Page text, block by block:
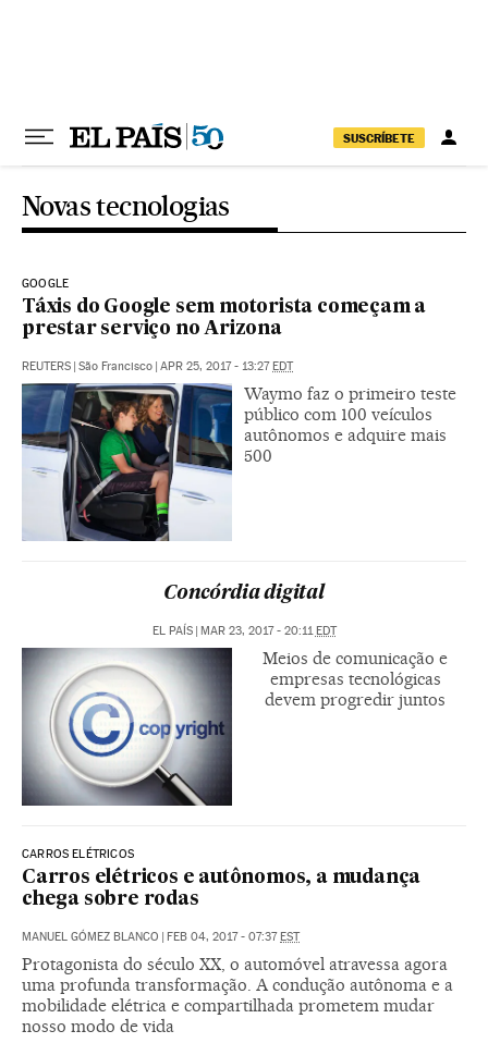
SUSCRÍBETE
Novas tecnologias
GOOGLE
Táxis do Google sem motorista começam a
prestar serviço no Arizona
REUTERS | São Francisco | APR 25, 2017 - 13:27EDT
Waymo faz o primeiro teste
público com 100 veículos
autônomos e adquire mais
500
Concórdia digital
EL PAÍS | MAR 23, 2017 - 20:11EDT
Meios de comunicação e
empresas tecnológicas
devem progredir juntos
CARROS ELÉTRICOS
Carros elétricos e autônomos, a mudança
chega sobre rodas
MANUEL GÓMEZ BLANCO | FEB 04, 2017 - 07:37EST
Protagonista do século XX, o automóvel atravessa agora
uma profunda transformação. A condução autônoma e a
mobilidade elétrica e compartilhada prometem mudar
nosso modo de vida